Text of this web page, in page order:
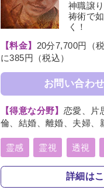
神職譲
祷術で
く！
【料金】 20分7,700円（
に385円（税込）
お問い合わ
【得意な分野】 恋愛、片
倫、結婚、離婚、夫婦、
相性、経営、適職、進
護、健康、金運、仕事、
人、教育、過去、総合運
霊感 霊視 透視
祈願
詳細は